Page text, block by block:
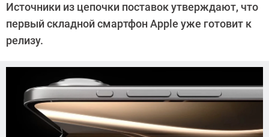
Довлатова
Источники из цепочки поставок утверждают, что
первый складной смартфон Apple уже готовит к
релизу.